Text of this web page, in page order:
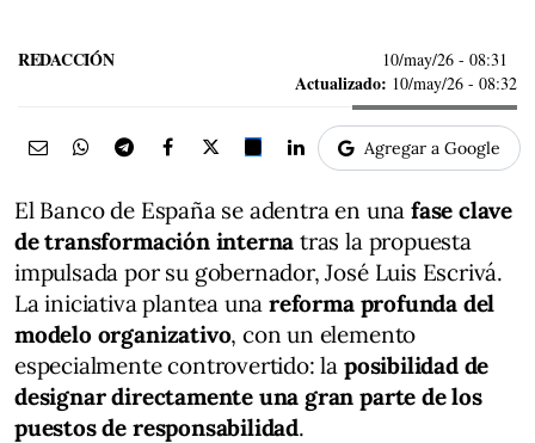
REDACCIÓN 10/may/26 - 08:31
Actualizado: 10/may/26 - 08:32
Agregar a Google
El Banco de España se adentra en una fase clave
de transformación interna tras la propuesta
impulsada por su gobernador, José Luis Escrivá.
La iniciativa plantea unareforma profunda del
modelo organizativo, con un elemento
especialmente controvertido: la posibilidad de
designar directamente una gran parte de los
puestos de responsabilidad.